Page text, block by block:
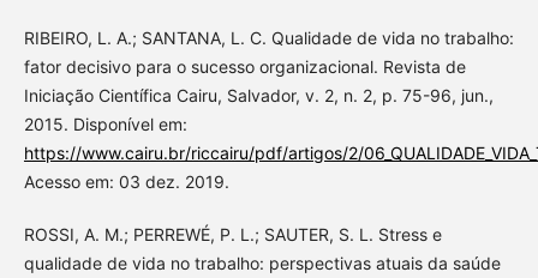
RIBEIRO, L. A.; SANTANA, L. C. Qualidade de vida no trabalho:
fator decisivo para o sucesso organizacional. Revista de
Iniciação Científica Cairu, Salvador, v. 2, n. 2, p. 75-96, jun.,
2015. Disponível em:
https://www.cairu.br/riccairu/pdf/artigos/2/
Acesso em: 03 dez. 2019.
ROSSI, A. M.; PERREWÉ, P. L.; SAUTER, S. L. Stress e
qualidade de vida no trabalho: perspectivas atuais da saúde